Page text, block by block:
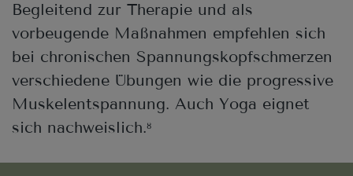
Begleitend zur Therapie und als
vorbeugende Maßnahmen empfehlen sich
bei chronischen Spannungskopfschmerzen
verschiedene Übungen wie die progressive
Muskelentspannung. Auch Yoga eignet
sich nachweislich.8